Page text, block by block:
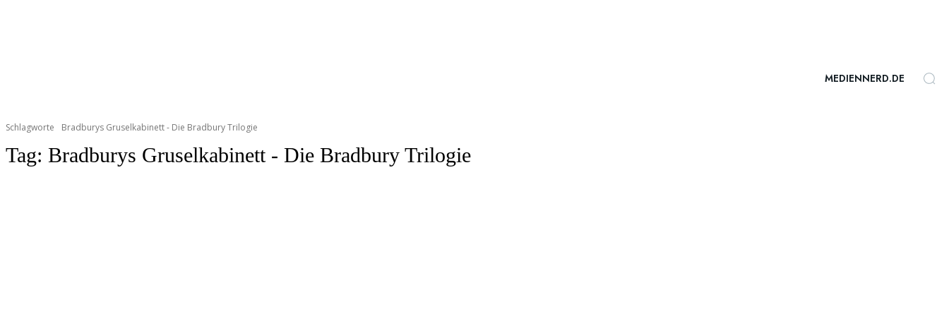
MEDIENNERD.DE
Schlagworte Bradburys Gruselkabinett - Die Bradbury Trilogie
Tag: Bradburys Gruselkabinett - Die Bradbury Trilogie